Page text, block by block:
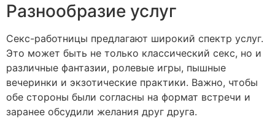
Разнообразие услуг
Секс-работницы предлагают широкий спектр услуг.
Это может быть не только классический секс, но и
различные фантазии, ролевые игры, пышные
вечеринки и экзотические практики. Важно, чтобы
обе стороны были согласны на формат встречи и
заранее обсудили желания друг друга.